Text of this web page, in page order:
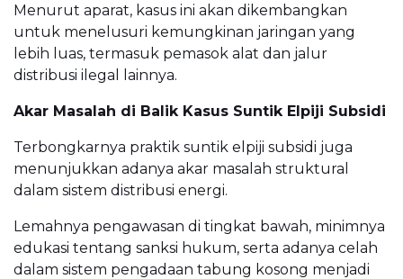
Menurut aparat, kasus ini akan dikembangkan
untuk menelusuri kemungkinan jaringan yang
lebih luas, termasuk pemasok alat dan jalur
distribusi ilegal lainnya.
Akar Masalah di Balik Kasus Suntik Elpiji Subsidi
Terbongkarnya praktik suntik elpiji subsidi juga
menunjukkan adanya akar masalah struktural
dalam sistem distribusi energi.
Lemahnya pengawasan di tingkat bawah, minimnya
edukasi tentang sanksi hukum, serta adanya celah
dalam sistem pengadaan tabung kosong menjadi